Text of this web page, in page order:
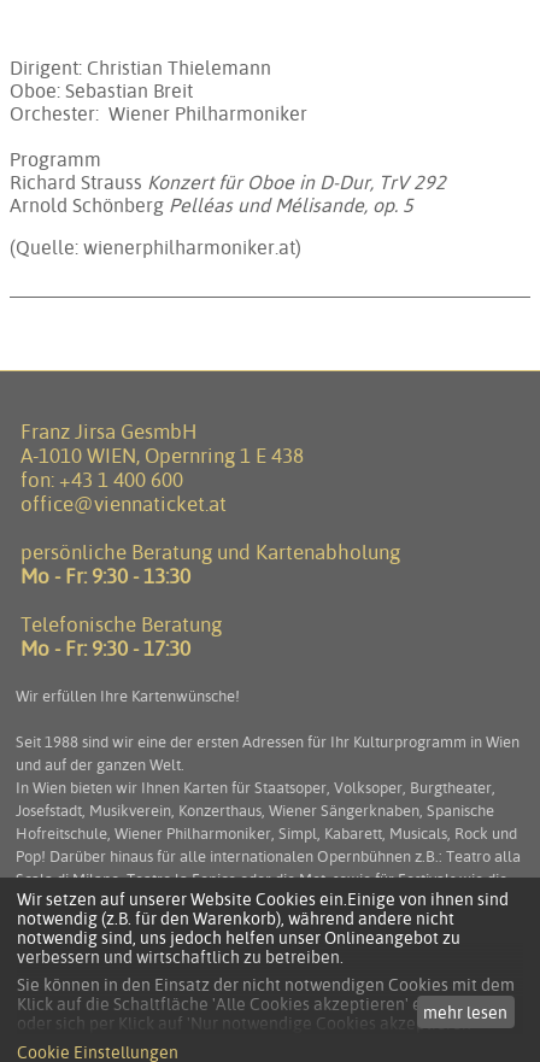
Dirigent: Christian Thielemann
Oboe: Sebastian Breit
Orchester: Wiener Philharmoniker
Programm
Richard Strauss Konzert für Oboe in D-Dur, TrV 292
Arnold Schönberg Pelléas und Mélisande, op. 5
(Quelle: wienerphilharmoniker.at)
Franz Jirsa GesmbH
A-1010 WIEN, Opernring 1 E 438
fon: +43 1 400 600
office@viennaticket.at
persönliche Beratung und Kartenabholung
Mo - Fr: 9:30 - 13:30
Telefonische Beratung
Mo - Fr: 9:30 - 17:30
Wir erfüllen Ihre Kartenwünsche!
Seit 1988 sind wir eine der ersten Adressen für Ihr Kulturprogramm in Wien
und auf der ganzen Welt.
In Wien bieten wir Ihnen Karten für Staatsoper, Volksoper, Burgtheater,
Josefstadt, Musikverein, Konzerthaus, Wiener Sängerknaben, Spanische
Hofreitschule, Wiener Philharmoniker, Simpl, Kabarett, Musicals, Rock und
Pop! Darüber hinaus für alle internationalen Opernbühnen z.B.: Teatro alla
Scala di Milano, Teatro la Fenice oder die Met, sowie für Festivals wie die
Salzburger Festspiele, die Arena di Verona und viele mehr. Service und
Beratung stehen an erster Stelle um Ihnen einen unbeschwerten
Kulturgenuss zu ermöglichen.
KONTAKT
DATENSCHUTZ
Wir setzen auf unserer Website Cookies ein.Einige von ihnen sind
notwendig (z.B. für den Warenkorb), während andere nicht
notwendig sind, uns jedoch helfen unser Onlineangebot zu
verbessern und wirtschaftlich zu betreiben.
Sie können in den Einsatz der nicht notwendigen Cookies mit dem
Klick auf die Schaltfläche 'Alle Cookies akzeptieren' einwilligen
oder sich per Klick auf 'Nur notwendige Cookies akzeptieren'
anders entscheiden.
mehr lesen
Cookie Einstellungen